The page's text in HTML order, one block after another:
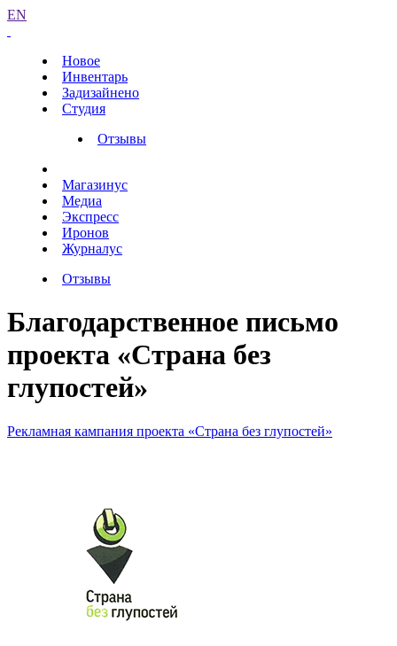
EN
Новое
Инвентарь
Задизайнено
Студия
Отзывы
Магазинус
Медиа
Экспресс
Иронов
Журналус
Отзывы
Благодарственное письмо
проекта «Страна без
глупостей»
Рекламная кампания проекта «Страна без глупостей»